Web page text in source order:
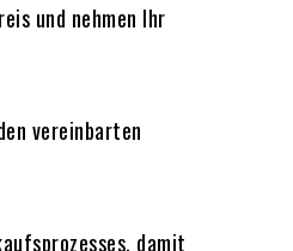
und nehmen Ihr
vereinbarten
damit